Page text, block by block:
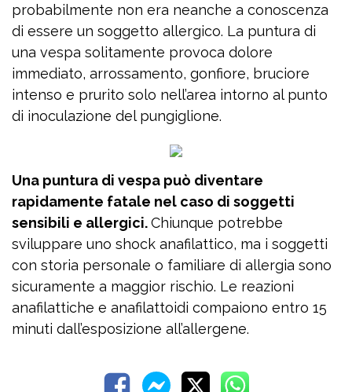
probabilmente non era neanche a conoscenza
di essere un soggetto allergico. La puntura di
una vespa solitamente provoca dolore
immediato, arrossamento, gonfiore, bruciore
intenso e prurito solo nell’area intorno al punto
di inoculazione del pungiglione.
Una puntura di vespa può diventare
rapidamente fatale nel caso di soggetti
sensibili e allergici.Chiunque potrebbe
sviluppare uno shock anafilattico, ma i soggetti
con storia personale o familiare di allergia sono
sicuramente a maggior rischio. Le reazioni
anafilattiche e anafilattoidi compaiono entro 15
minuti dall’esposizione all’allergene.